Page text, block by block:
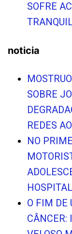
SOFRE
noticia
SOBRE
REDES
NO
O FIM DE
CÂNCER: